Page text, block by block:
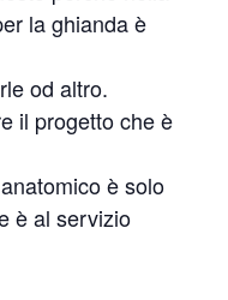
la ghianda è
od altro.
il progetto che è
è solo
è al servizio